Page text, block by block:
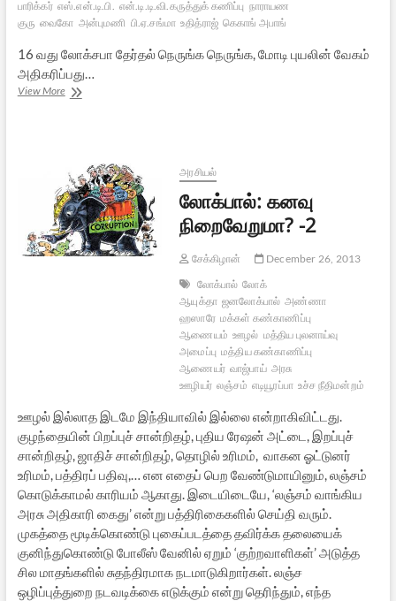
பாரிக்கர் எஸ்.என்.டி.பி. என்.டி.டி.வி.கருத்துக் கணிப்பு நாராயண
குரு வைகோ அன்புமணி பி.ஏ.சங்மா உதித்ராஜ் கெகாங் அபாங்
16 வது லோக்சபா தேர்தல் நெருங்க நெருங்க, மோடி புயலின் வேகம்
அதிகரிப்பது…
View Moreநாடு
அரசியல்
லோக்பால்: கனவு
நிறைவேறுமா? -2
சேக்கிழான்
December 26, 2013
லோக்பால் லோக்
ஆயுக்தா ஜனலோக்பால் அண்ணா
ஹஸாரே மக்கள் கண்காணிப்பு
ஆணையம் ஊழல் மத்திய புலனாய்வு
அமைப்பு மத்திய கண்காணிப்பு
ஆணையர் வாஜ்பாய் அரசு
ஊழியர் லஞ்சம் எடியூரப்பா உச்ச நீதிமன்றம்
ஊழல் இல்லாத இடமே இந்தியாவில் இல்லை என்றாகிவிட்டது.
குழந்தையின் பிறப்புச் சான்றிதழ், புதிய ரேஷன் அட்டை, இறப்புச்
சான்றிதழ், ஜாதிச் சான்றிதழ், தொழில் உரிமம், வாகன ஓட்டுனர்
உரிமம், பத்திரப் பதிவு,… என எதைப் பெற வேண்டுமாயினும், லஞ்சம்
கொடுக்காமல் காரியம் ஆகாது. இடையிடையே, ‘லஞ்சம் வாங்கிய
அரசு அதிகாரி கைது’ என்று பத்திரிகைகளில் செய்தி வரும்.
முகத்தை மூடிக்கொண்டு புகைப்படத்தை தவிர்க்க தலையைக்
குனிந்துகொண்டு போலீஸ் வேனில் ஏறும் ‘குற்றவாளிகள்’ அடுத்த
சில மாதங்களில் சுதந்திரமாக நடமாடுகிறார்கள். லஞ்ச
ஒழிப்புத்துறை நடவடிக்கை எடுக்கும் என்று தெரிந்தும், எந்த